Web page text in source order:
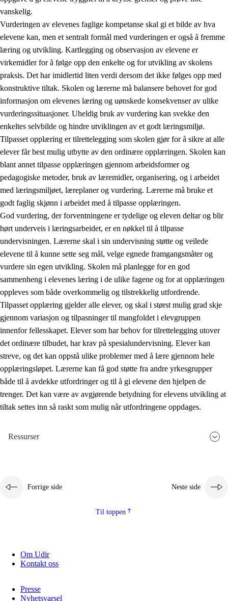
vanskelig.
Vurderingen av elevenes faglige kompetanse skal gi et bilde av hva
elevene kan, men et sentralt formål med vurderingen er også å fremme
læring og utvikling. Kartlegging og observasjon av elevene er
virkemidler for å følge opp den enkelte og for utvikling av skolens
praksis. Det har imidlertid liten verdi dersom det ikke følges opp med
konstruktive tiltak. Skolen og lærerne må balansere behovet for god
informasjon om elevenes læring og uønskede konsekvenser av ulike
vurderingssituasjoner. Uheldig bruk av vurdering kan svekke den
enkeltes selvbilde og hindre utviklingen av et godt læringsmiljø.
Tilpasset opplæring er tilrettelegging som skolen gjør for å sikre at alle
elever får best mulig utbytte av den ordinære opplæringen. Skolen kan
blant annet tilpasse opplæringen gjennom arbeidsformer og
pedagogiske metoder, bruk av læremidler, organisering, og i arbeidet
med læringsmiljøet, læreplaner og vurdering. Lærerne må bruke et
godt faglig skjønn i arbeidet med å tilpasse opplæringen.
God vurdering, der forventningene er tydelige og eleven deltar og blir
hørt underveis i læringsarbeidet, er en nøkkel til å tilpasse
undervisningen. Lærerne skal i sin undervisning støtte og veilede
elevene til å kunne sette seg mål, velge egnede framgangsmåter og
vurdere sin egen utvikling. Skolen må planlegge for en god
sammenheng i elevenes læring i de ulike fagene og for at opplæringen
oppleves som både overkommelig og tilstrekkelig utfordrende.
Tilpasset opplæring gjelder alle elever, og skal i størst mulig grad skje
gjennom variasjon og tilpasninger til mangfoldet i elevgruppen
innenfor fellesskapet. Elever som har behov for tilrettelegging utover
det ordinære tilbudet, har krav på spesialundervisning. Elever kan
streve, og det kan oppstå ulike problemer med å lære gjennom hele
opplæringsløpet. Lærerne kan få god støtte fra andre yrkesgrupper
både til å avdekke utfordringer og til å gi elevene den hjelpen de
trenger. Det kan være av avgjørende betydning for elevens utvikling at
tiltak settes inn så raskt som mulig når utfordringene oppdages.
Ressurser
Forrige side Neste side
Til toppen
Om Udir
Kontakt oss
Presse
Nyhetsvarsel